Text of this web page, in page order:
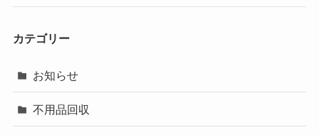
カテゴリー
お知らせ
不用品回収